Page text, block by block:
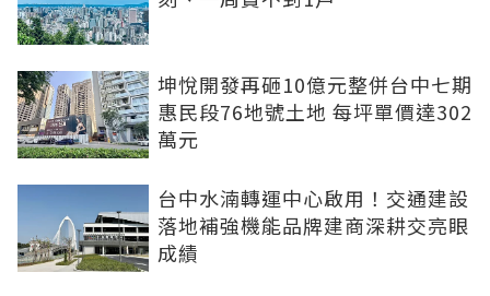
坤悅開發再砸10億元整併台中七期
惠民段76地號土地 每坪單價達302
萬元
台中水湳轉運中心啟用！交通建設
落地補強機能品牌建商深耕交亮眼
成績